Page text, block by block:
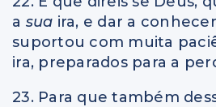
a sua ira, e dar a
suportou com muita
ira, preparados para a
23. Para que também